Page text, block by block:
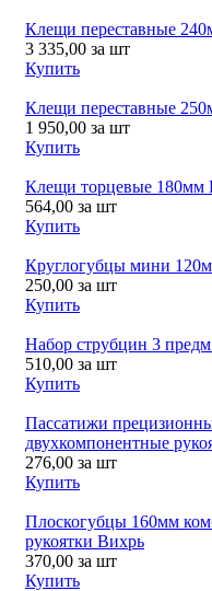
Клещи переставные
3 335,00 за шт
Купить
Клещи переставные
1 950,00 за шт
Купить
Клещи торцевые
564,00 за шт
Купить
Круглогубцы мини
250,00 за шт
Купить
Набор струбцин 3
510,00 за шт
Купить
Пассатижи
двухкомпонентные
276,00 за шт
Купить
Плоскогубцы 160мм
рукоятки Вихрь
370,00 за шт
Купить